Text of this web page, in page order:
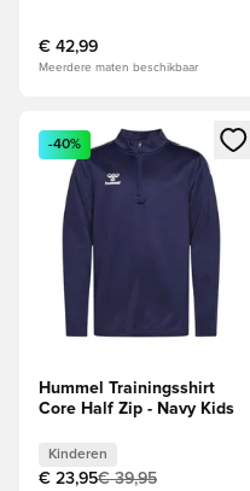
€ 42,99
Meerdere maten beschikbaar
Opent een venster om
-40%
Hummel Trainingsshirt
Core Half Zip - Navy Kids
Kinderen
€ 23,95€ 39,95